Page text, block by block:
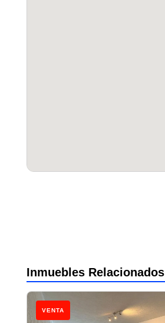
Inmuebles Relacionados
VENTA